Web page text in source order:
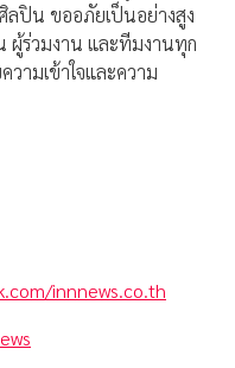
ลปิน ขออภัยเป็นอย่างสูง
ผู้ร่วมงาน และทีมงานทุก
ามเข้าใจและความ
innnews.co.th